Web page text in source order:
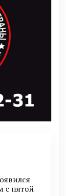
с пятой